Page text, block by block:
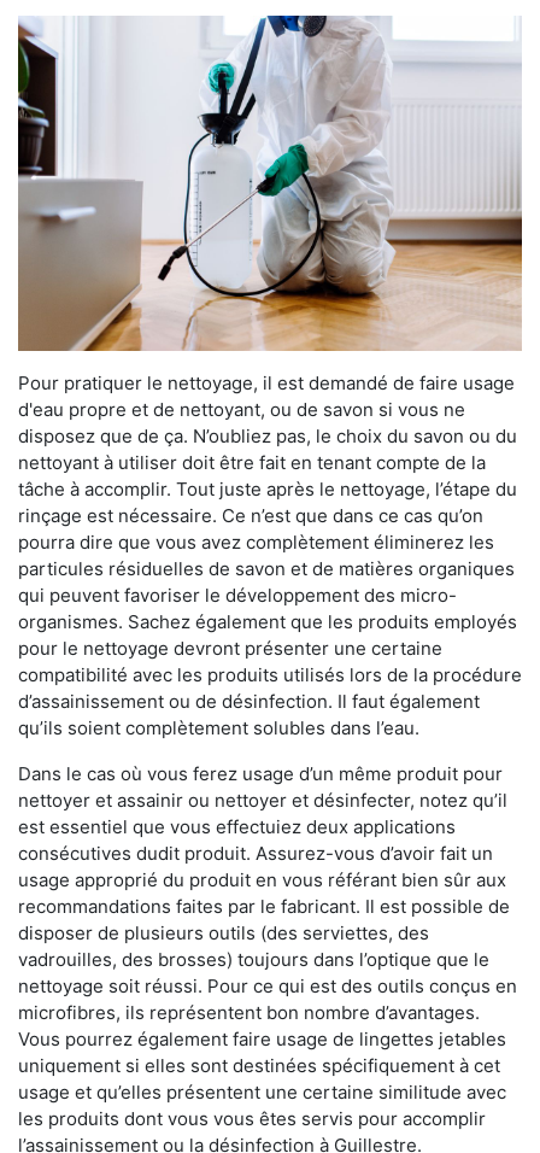
Pour pratiquer le nettoyage, il est demandé de faire usage
d'eau propre et de nettoyant, ou de savon si vous ne
disposez que de ça. N’oubliez pas, le choix du savon ou du
nettoyant à utiliser doit être fait en tenant compte de la
tâche à accomplir. Tout juste après le nettoyage, l’étape du
rinçage est nécessaire. Ce n’est que dans ce cas qu’on
pourra dire que vous avez complètement éliminerez les
particules résiduelles de savon et de matières organiques
qui peuvent favoriser le développement des micro-
organismes. Sachez également que les produits employés
pour le nettoyage devront présenter une certaine
compatibilité avec les produits utilisés lors de la procédure
d’assainissement ou de désinfection. Il faut également
qu’ils soient complètement solubles dans l’eau.
Dans le cas où vous ferez usage d’un même produit pour
nettoyer et assainir ou nettoyer et désinfecter, notez qu’il
est essentiel que vous effectuiez deux applications
consécutives dudit produit. Assurez-vous d’avoir fait un
usage approprié du produit en vous référant bien sûr aux
recommandations faites par le fabricant. Il est possible de
disposer de plusieurs outils (des serviettes, des
vadrouilles, des brosses) toujours dans l’optique que le
nettoyage soit réussi. Pour ce qui est des outils conçus en
microfibres, ils représentent bon nombre d’avantages.
Vous pourrez également faire usage de lingettes jetables
uniquement si elles sont destinées spécifiquement à cet
usage et qu’elles présentent une certaine similitude avec
les produits dont vous vous êtes servis pour accomplir
l’assainissement ou la désinfection à Guillestre.